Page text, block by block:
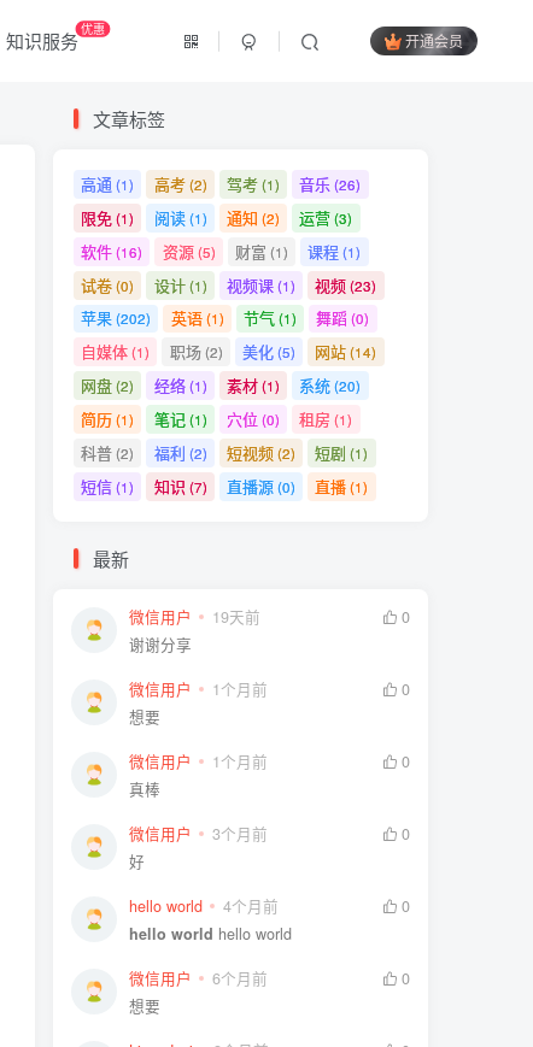
知识服务优惠
开通会员
文章标签
高通 (1) 高考(2) 驾考(1) 音乐 (26)
限免(1) 阅读(1) 通知 (2) 运营(3)
软件(16) 资源(5) 财富 (1) 课程(1)
试卷(0) 设计(1) 视频课(1) 视频(23)
苹果(202) 英语(1) 节气(1) 舞蹈 (0)
自媒体(1) 职场(2) 美化(5) 网站(14)
网盘(2) 经络(1) 素材(1) 系统(20)
简历(1) 笔记 (1) 穴位 (0) 租房 (1)
科普(2) 福利 (2) 短视频(2) 短剧 (1)
短信(1) 知识 (7) 直播源(0) 直播(1)
最新
微信用户 19天前
0
谢谢分享
微信用户 1个月前
0
想要
微信用户 1个月前
0
真棒
微信用户 3个月前
0
好
hello world 4个月前
0
hello world hello world
微信用户 6个月前
0
想要